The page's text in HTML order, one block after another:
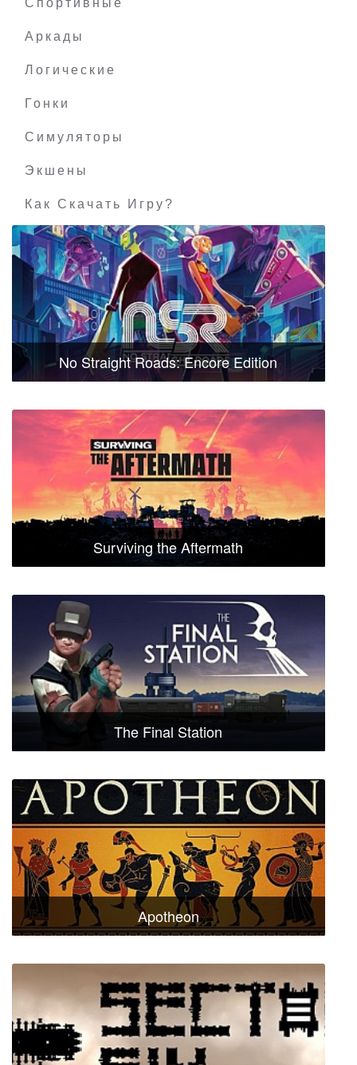
Аркады
Логические
Гонки
Симуляторы
Экшены
Как Скачать Игру?
No Straight Roads: Encore Edition
Surviving the Aftermath
The Final Station
Apotheon